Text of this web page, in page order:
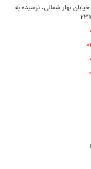
بهار شمالی، نرسیده به